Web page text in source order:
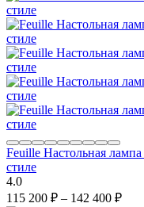
Feuille Настольная
стиле
4.0
115 200 ₽ – 142 400 ₽